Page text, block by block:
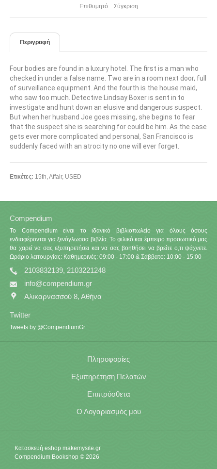
Επιθυμητό Σύγκριση
Περιγραφή
Four bodies are found in a luxury hotel. The first is a man who
checked in under a false name. Two are in a room next door, full
of surveillance equipment. And the fourth is the house maid,
who saw too much. Detective Lindsay Boxer is sent in to
investigate and hunt down an elusive and dangerous suspect.
But when her husband Joe goes missing, she begins to fear
that the suspect she is searching for could be him. As the case
gets ever more complicated and personal, San Francisco is
suddenly faced with an atrocity no one will ever forget.
Ετικέτες: 15th,Affair, USED
Compendium
Το Compendium είναι το ιδανικό βιβλιοπωλείο για όλους όσους
ενδιαφέρονται για ξενόγλωσσα βιβλία. Το φιλικό και έμπειρο προσωπικό μας
θα χαρεί να σας εξυπηρετήσει και να σας βοηθήσει να βρείτε ο,τι ψάχνετε.
Ωράριο λειτουργίας: Καθημερινές: 09:00 - 17:00 & Σάββατο: 10:00 - 15:00
2103832139, 2103221248
info@compendium.gr
Αλικαρνασσού 8, Αθήνα
Twitter
Tweets by @CompendiumGr
Πληροφορίες
Εξυπηρέτηση Πελατών
Επιπρόσθετα
Ο Λογαριασμός μου
Κατασκευή eshop makemysite.gr
Compendium Bookshop © 2026